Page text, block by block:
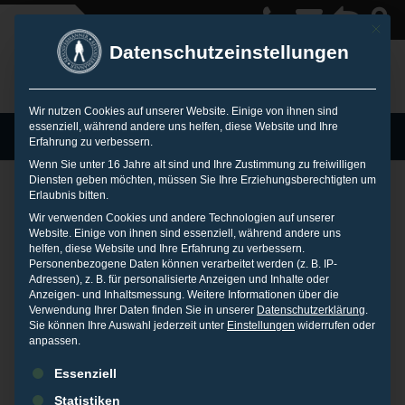
MENU
Vom Datenverkehr,
bei dem wir auf der
Strecke bleiben
Mit
Datenschutzeinstellungen
Wir nutzen Cookies auf unserer Website. Einige von ihnen sind
essenziell, während andere uns helfen, diese Website und Ihre
Erfahrung zu verbessern.
Wenn Sie unter 16 Jahre alt sind und Ihre Zustimmung zu freiwilligen
Diensten geben möchten, müssen Sie Ihre Erziehungsberechtigten um
Erlaubnis bitten.
Wir verwenden Cookies und andere Technologien auf unserer
Website. Einige von ihnen sind essenziell, während andere uns
helfen, diese Website und Ihre Erfahrung zu verbessern.
Personenbezogene Daten können verarbeitet werden (z. B. IP-
Adressen), z. B. für personalisierte Anzeigen und Inhalte oder
Anzeigen- und Inhaltsmessung. Weitere Informationen über die
Verwendung Ihrer Daten finden Sie in unserer Datenschutzerklärung.
Sie können Ihre Auswahl jederzeit unter Einstellungen widerrufen oder
anpassen.
Es folgt eine Liste der Service-Gruppen, für die eine
Essenziell
Statistiken